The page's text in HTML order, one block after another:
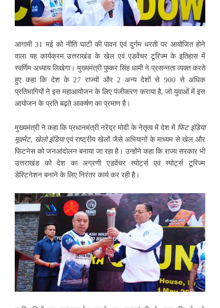
आगामी 31 मई को नीति घाटी की पावन एवं दुर्गम धरती पर आयोजित होने
वाला यह कार्यक्रम उत्तराखंड के खेल एवं एडवेंचर टूरिज्म के इतिहास में
स्वर्णिम अध्याय लिखेगा। मुख्यमंत्री पुष्कर सिंह धामी ने प्रसन्नता व्यक्त करते
हुए कहा कि देश के 27 राज्यों और 2 अन्य देशों से 900 से अधिक
प्रतिभागियों ने इस महाआयोजन के लिए पंजीकरण कराया है, जो युवाओं में इस
आयोजन के प्रति बढ़ते आकर्षण का प्रमाण है।
मुख्यमंत्री ने कहा कि प्रधानमंत्री नरेंद्र मोदी के नेतृत्व में देश में फिटइंडिया
मूवमेंट, खेलोइंडियाएवं राष्ट्रीय खेलों जैसे अभियानों के माध्यम से खेल और
फिटनेस को जनआंदोलन बनाया जा रहा है। उन्होंने कहा कि राज्य सरकार भी
उत्तराखंड को देश का अग्रणी एडवेंचर स्पोर्ट्स एवं स्पोर्ट्स टूरिज्म
डेस्टिनेशन बनाने के लिए निरंतर कार्य कर रही है।